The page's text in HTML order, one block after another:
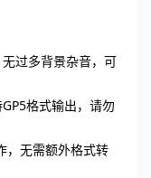
过多背景杂音，可
格式输出，请勿
，无需额外格式转